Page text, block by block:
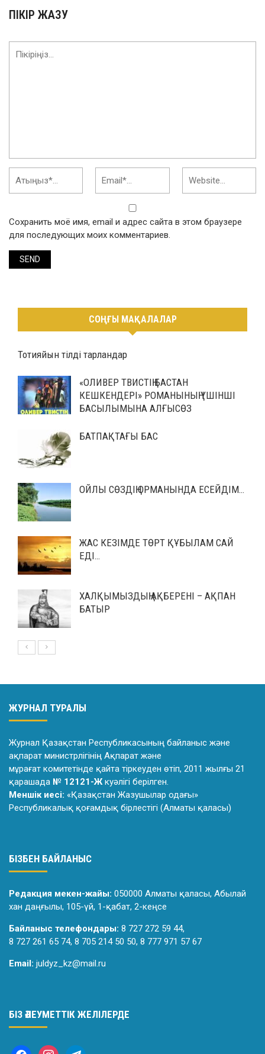
ПІКІР ЖАЗУ
Сохранить моё имя, email и адрес сайта в этом браузере
для последующих моих комментариев.
СОҢҒЫ МАҚАЛАЛАР
Тотияйын тілді тарландар
«ОЛИВЕР ТВИСТІҢ БАСТАН
КЕШКЕНДЕРІ» РОМАНЫНЫҢ ҮШІНШІ
БАСЫЛЫМЫНА АЛҒЫСӨЗ
БАТПАҚТАҒЫ БАС
ОЙЛЫ СӨЗДІҢ ОРМАНЫНДА ЕСЕЙДІМ…
ЖАС КЕЗІМДЕ ТӨРТ ҚҰБЫЛАМ САЙ
ЕДІ…
ХАЛҚЫМЫЗДЫҢ АҚБЕРЕНІ – АҚПАН
БАТЫР
ЖУРНАЛ ТУРАЛЫ
Журнал Қазақстан Республикасының байланыс және
ақпарат министрлiгiнiң Ақпарат және
мұрағат комитетiнде қайта тiркеуден өтiп, 2011 жылғы 21
қарашада № 12121-Жкуәлiгi берiлген.
Меншік иесі: «Қазақстан Жазушылар одағы»
Республикалық қоғамдық бірлестігі (Алматы қаласы)
БІЗБЕН БАЙЛАНЫС
Редакция мекен-жайы: 050000 Алматы қаласы, Абылай
хан даңғылы, 105-үй, 1-қабат, 2-кеңсе
Байланыс телефондары: 8 727 272 59 44,
8 727 261 65 74, 8 705 214 50 50, 8 777 971 57 67
Email: juldyz_kz@mail.ru
БІЗ ӘЛЕУМЕТТІК ЖЕЛІЛЕРДЕ